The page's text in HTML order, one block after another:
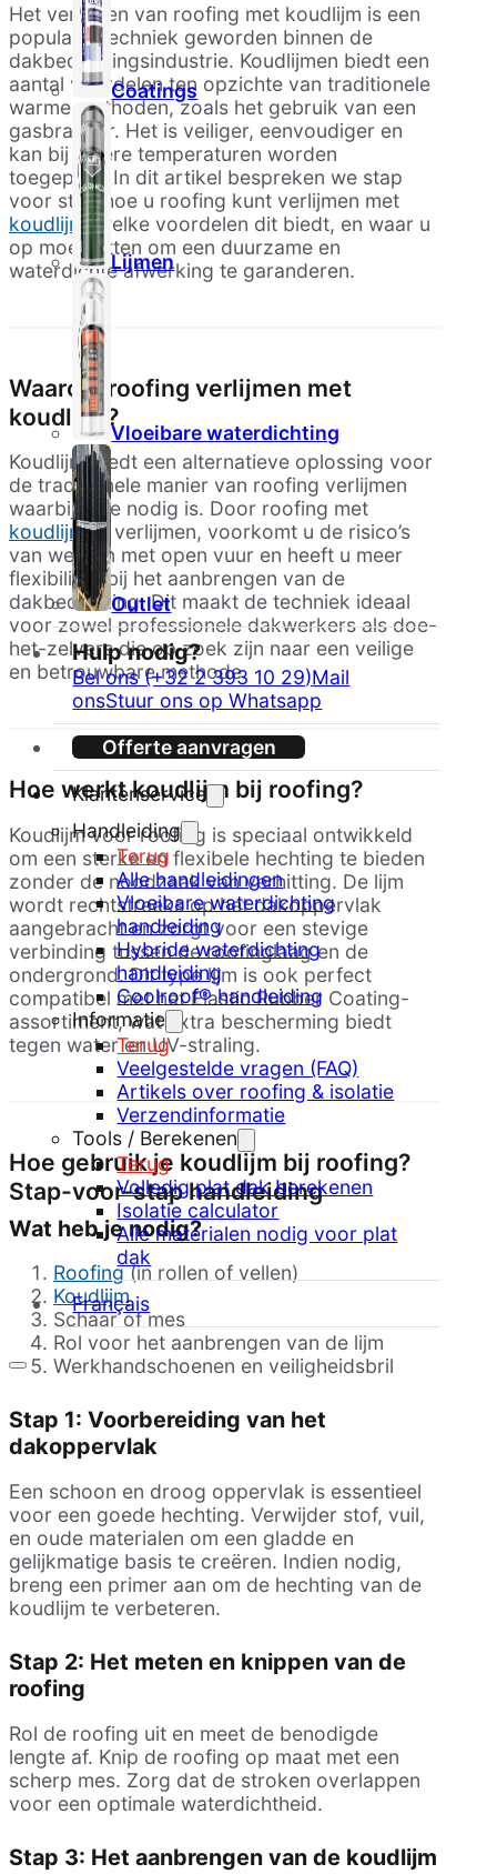
Coatings
Lijmen
Vloeibare waterdichting
Outlet
Hulp nodig?
Bel ons (+32 2 393 10 29)Mail
onsStuur ons op Whatsapp
Offerte aanvragen
Klantenservice
Handleiding
Terug
Alle handleidingen
Vloeibare waterdichting
handleiding
Hybride waterdichting
handleiding
Coolroof® handleiding
Informatie
Terug
Veelgestelde vragen (FAQ)
Artikels over roofing & isolatie
Verzendinformatie
Tools / Berekenen
Terug
Volledig plat dak berekenen
Isolatie calculator
Alle materialen nodig voor plat
dak
Français
Het verlijmen van roofing met koudlijm is een
populaire techniek geworden binnen de
dakbedekkingsindustrie. Koudlijmen biedt een
aantal voordelen ten opzichte van traditionele
warme methoden, zoals het gebruik van een
gasbrander. Het is veiliger, eenvoudiger en
kan bij lagere temperaturen worden
toegepast. In dit artikel bespreken we stap
voor stap hoe u roofing kunt verlijmen met
koudlijm, welke voordelen dit biedt, en waar u
op moet letten om een duurzame en
waterdichte afwerking te garanderen.
Waarom roofing verlijmen met
koudlijm?
Koudlijm biedt een alternatieve oplossing voor
de traditionele manier van roofing verlijmen
waarbij hitte nodig is. Door roofing met
koudlijmte verlijmen, voorkomt u de risico’s
van werken met open vuur en heeft u meer
flexibiliteit bij het aanbrengen van de
dakbedekking. Dit maakt de techniek ideaal
voor zowel professionele dakwerkers als doe-
het-zelvers die op zoek zijn naar een veilige
en betrouwbare methode.
Hoe werkt koudlijm bij roofing?
Koudlijm voor roofing is speciaal ontwikkeld
om een sterke en flexibele hechting te bieden
zonder de noodzaak van verhitting. De lijm
wordt rechtstreeks op het dakoppervlak
aangebracht en zorgt voor een stevige
verbinding tussen de roofinglaag en de
ondergrond. Dit type lijm is ook perfect
compatibel met het Elastic Rubber Coating-
assortiment, wat extra bescherming biedt
tegen water en UV-straling.
Hoe gebruik je koudlijm bij roofing?
Stap-voor-stap handleiding
Wat heb je nodig?
Roofing(in rollen of vellen)
Koudlijm
Schaar of mes
Rol voor het aanbrengen van de lijm
Werkhandschoenen en veiligheidsbril
Stap 1: Voorbereiding van het
dakoppervlak
Een schoon en droog oppervlak is essentieel
voor een goede hechting. Verwijder stof, vuil,
en oude materialen om een gladde en
gelijkmatige basis te creëren. Indien nodig,
breng een primer aan om de hechting van de
koudlijm te verbeteren.
Stap 2: Het meten en knippen van de
roofing
Rol de roofing uit en meet de benodigde
lengte af. Knip de roofing op maat met een
scherp mes. Zorg dat de stroken overlappen
voor een optimale waterdichtheid.
Stap 3: Het aanbrengen van de koudlijm